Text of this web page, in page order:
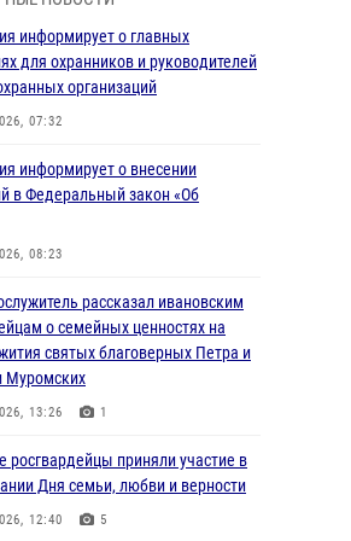
росгвардейцы оказали помощь
которому стало плохо во
личный состав Росгвардии принял
торжественных мероприятиях,
2026, 11:46 13
в рамках акции «Каникулы с
продолжаются в Ивановской
области при содействии
задержаны подозреваемые в
информирует о главных
для охранников и руководителей
организаций
07:32
информирует о внесении
в Федеральный закон «Об
08:23
рассказал ивановским
о семейных ценностях на
святых благоверных Петра и
Муромских
13:26 1
росгвардейцы приняли участие в
Дня семьи, любви и верности
12:40 5